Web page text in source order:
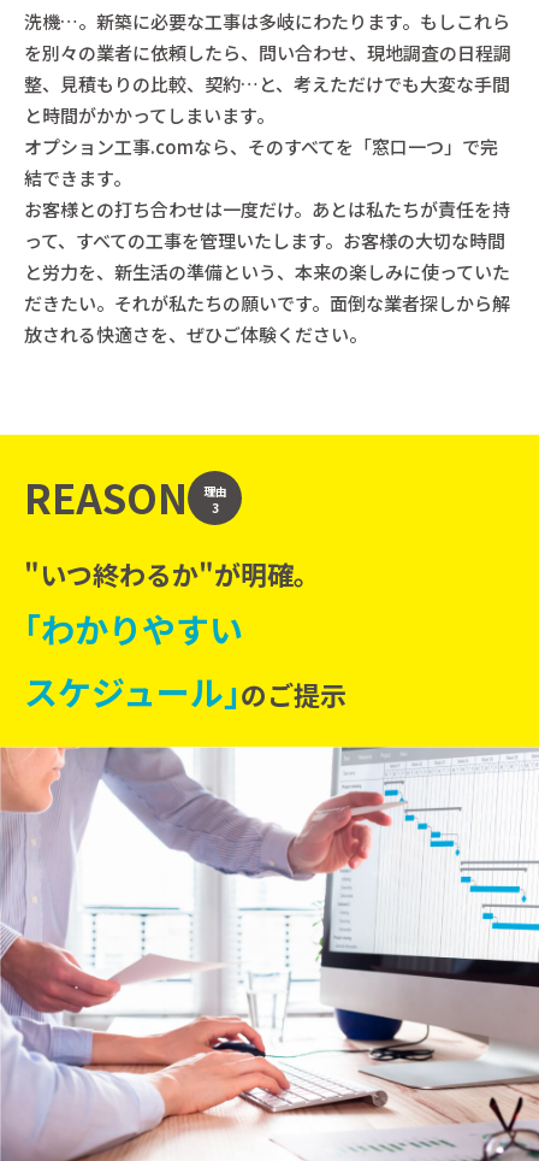
洗機…。新築に必要な工事は多岐にわたります。もしこれら
を別々の業者に依頼したら、問い合わせ、現地調査の日程調
整、見積もりの比較、契約…と、考えただけでも大変な手間
と時間がかかってしまいます。
オプション工事.comなら、そのすべてを「窓口一つ」で完
結できます。
お客様との打ち合わせは一度だけ。あとは私たちが責任を持
って、すべての工事を管理いたします。お客様の大切な時間
と労力を、新生活の準備という、本来の楽しみに使っていた
だきたい。それが私たちの願いです。面倒な業者探しから解
放される快適さを、ぜひご体験ください。
REASON
理由
3
"いつ終わるか"が明確。
｢わかりやすい
スケジュール｣のご提示